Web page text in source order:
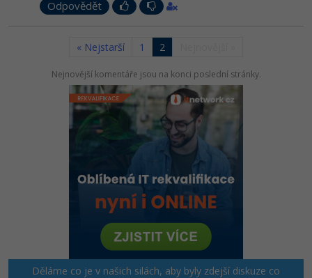
Odpovědět
« Nejstarší 1 2
Nejnovější komentáře jsou na konci poslední stránky.
Děláme co je v našich silách, aby byly zdejší diskuze co